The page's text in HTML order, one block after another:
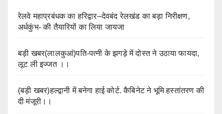
रेलवे महाप्रबंधक का हरिद्वार–देवबंद रेलखंड का बड़ा निरीक्षण,
अर्धकुंभ- की तैयारियों का लिया जायजा
बड़ी खबर(लालकुआं)पति-पत्नी के झगड़े में दोस्त ने उठाया फायदा,
लूट ली इज्जत ।।
(बड़ी खबर)हल्द्वानी में बनेगा हाई कोर्ट. कैबिनेट ने भूमि हस्तांतरण की
दी मंजूरी।।